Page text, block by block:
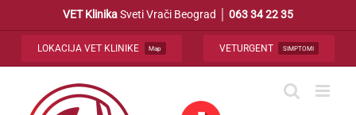
VET KlinikaSveti Vrači Beograd │ 063 34 22 35
LOKACIJA VET KLINIKE Map VETURGENT SIMPTOMI